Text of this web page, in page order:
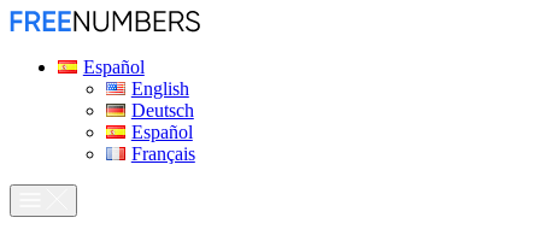
Español
English
Deutsch
Español
Français